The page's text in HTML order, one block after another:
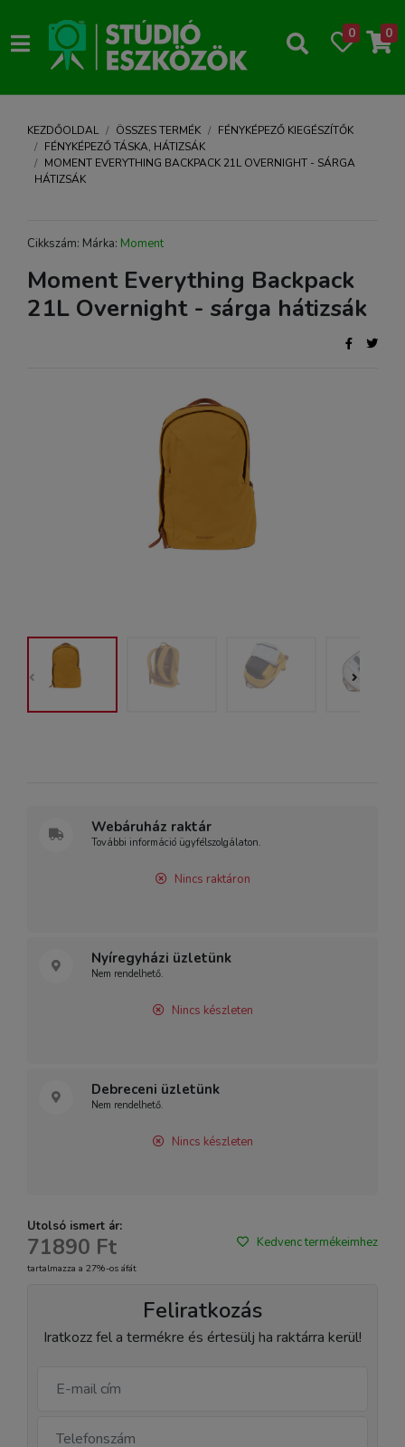
0 0
KEZDŐOLDAL ÖSSZES TERMÉK
FÉNYKÉPEZŐ KIEGÉSZÍTŐK
FÉNYKÉPEZŐ TÁSKA, HÁTIZSÁK
MOMENT EVERYTHING BACKPACK 21L OVERNIGHT - SÁRGA
HÁTIZSÁK
Cikkszám: Márka: Moment
Moment Everything Backpack
21L Overnight - sárga hátizsák
Webáruház raktár
További információ ügyfélszolgálaton.
Nincs raktáron
Nyíregyházi üzletünk
Nem rendelhető.
Nincs készleten
Debreceni üzletünk
Nem rendelhető.
Nincs készleten
Utolsó ismert ár:
71890 Ft
tartalmazza a 27%-os áfát
Kedvenc termékeimhez
Feliratkozás
Iratkozz fel a termékre és értesülj ha raktárra kerül!